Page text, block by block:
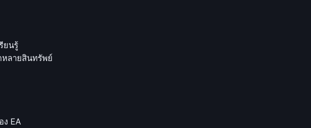
ยนรู้
ลายสินทรัพย์
EA